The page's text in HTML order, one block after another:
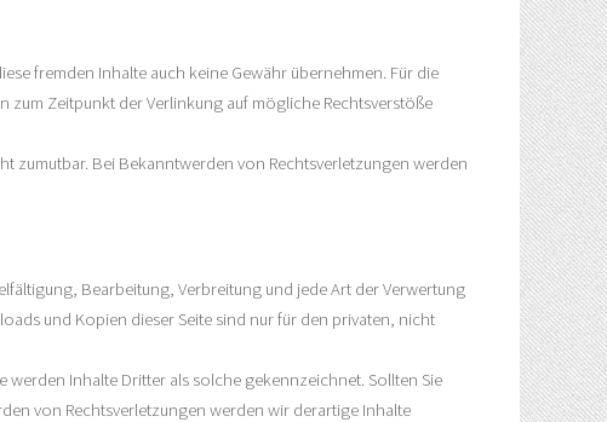
fremden Inhalte auch keine Gewähr übernehmen. Für die
zum Zeitpunkt der Verlinkung auf mögliche Rechtsverstöße
zumutbar. Bei Bekanntwerden von Rechtsverletzungen werden
Bearbeitung, Verbreitung und jede Art der Verwertung
und Kopien dieser Seite sind nur für den privaten, nicht
Inhalte Dritter als solche gekennzeichnet. Sollten Sie
von Rechtsverletzungen werden wir derartige Inhalte